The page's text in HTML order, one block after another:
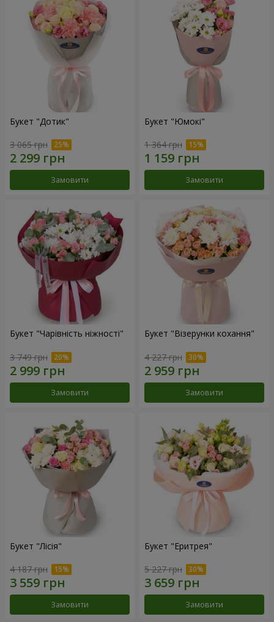
Букет "Дотик"
3 065 грн
Замовити
Букет "Юмокі"
1 364 грн
Замовити
Букет "Чарівність ніжності"
3 749 грн
Замовити
Букет "Візерунки кохання"
4 227 грн
Замовити
Букет "Лісія"
4 187 грн
Замовити
Букет "Еритрея"
5 227 грн
Замовити